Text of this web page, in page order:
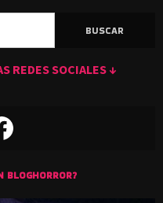
REDES SOCIALES ↓
BLOGHORROR?